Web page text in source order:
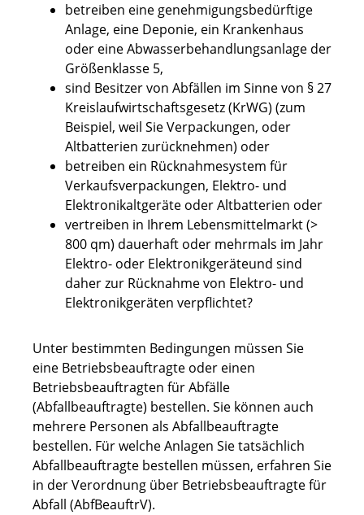
betreiben eine genehmigungsbedürftige
Anlage, eine Deponie, ein Krankenhaus
oder eine Abwasserbehandlungsanlage der
Größenklasse 5,
sind Besitzer von Abfällen im Sinne von § 27
Kreislaufwirtschaftsgesetz(KrWG) (zum
Beispiel, weil Sie Verpackungen, oder
Altbatterien zurücknehmen) oder
betreiben ein Rücknahmesystem für
Verkaufsverpackungen, Elektro- und
Elektronikaltgeräte oder Altbatterien oder
vertreiben in Ihrem Lebensmittelmarkt (>
800 qm) dauerhaft oder mehrmals im Jahr
Elektro- oder Elektronikgeräteund sind
daher zur Rücknahme von Elektro- und
Elektronikgeräten verpflichtet?
Unter bestimmten Bedingungen müssen Sie
eine Betriebsbeauftragte oder einen
Betriebsbeauftragten für Abfälle
(Abfallbeauftragte) bestellen. Sie können auch
mehrere Personen als Abfallbeauftragte
bestellen. Für welche Anlagen Sie tatsächlich
Abfallbeauftragte bestellen müssen, erfahren Sie
in der Verordnung über Betriebsbeauftragte für
Abfall (AbfBeauftrV).